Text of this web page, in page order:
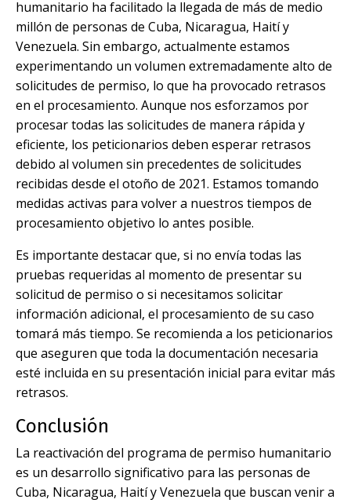
humanitario ha facilitado la llegada de más de medio
millón de personas de Cuba, Nicaragua, Haití y
Venezuela. Sin embargo, actualmente estamos
experimentando un volumen extremadamente alto de
solicitudes de permiso, lo que ha provocado retrasos
en el procesamiento. Aunque nos esforzamos por
procesar todas las solicitudes de manera rápida y
eficiente, los peticionarios deben esperar retrasos
debido al volumen sin precedentes de solicitudes
recibidas desde el otoño de 2021. Estamos tomando
medidas activas para volver a nuestros tiempos de
procesamiento objetivo lo antes posible.
Es importante destacar que, si no envía todas las
pruebas requeridas al momento de presentar su
solicitud de permiso o si necesitamos solicitar
información adicional, el procesamiento de su caso
tomará más tiempo. Se recomienda a los peticionarios
que aseguren que toda la documentación necesaria
esté incluida en su presentación inicial para evitar más
retrasos.
Conclusión
La reactivación del programa de permiso humanitario
es un desarrollo significativo para las personas de
Cuba, Nicaragua, Haití y Venezuela que buscan venir a